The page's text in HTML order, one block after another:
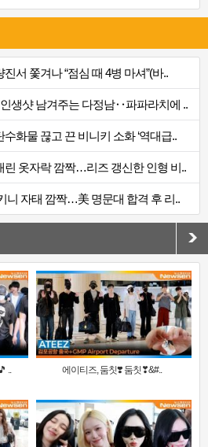
서 쫓겨나 “점심 때 4병 마셔”(바..
생샷 남겨주는 다정남‥파파라치에 ..
화물 끊고 끈 비니키 소화 ‘역대급..
린 옷자락 깜짝…리즈 갱신한 인형 비..
니 자태 깜짝…美 명문대 합격 후 리..
.. 에이티즈, 둠칫❣️ 둠칫❣&#..